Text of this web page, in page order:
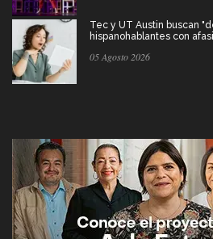
Tec y UT Austin buscan
hispanohablantes con
05 Agosto 2026